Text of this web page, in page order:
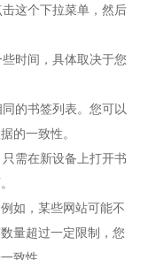
这个下拉菜单，然后
时间，具体取决于您
的书签列表。您可以
的一致性。
需在新设备上打开书
如，某些网站可能不
量超过一定限制，您